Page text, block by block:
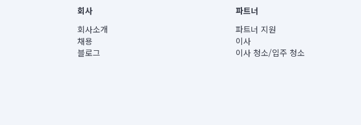
사업자등록번호 : 291-87-00271 | 인허가번호 : 2016-3220163-14-5-00019 |
통신판매신고번호 : 2024-서울종로-1400(공정거래위원회 정보) |
대표이사 : CHING VICTOR COLUMBIA RHEE
주소 | 본사: 서울특별시 종로구 율곡로 6(중학동, 트윈트리빌딩) B동 5층
컨택센터 : 서울특별시 종로구 수송동 율곡로 24, 7층, 8층 미소
회사
회사소개
채용
블로그
파트너
파트너 지원
이사
이사 청소/입주 청소